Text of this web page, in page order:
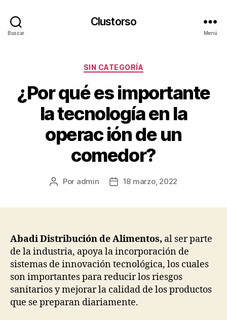
Buscar
Clustorso
Menú
Categorías
SIN CATEGORÍA
¿Por qué es importante
la tecnología en la
operac ión de un
comedor?
Autor
Por admin
Fecha18 marzo, 2022
Abadi Distribución de Alimentos, al ser parte
de la industria, apoya la incorporación de
sistemas de innovación tecnológica, los cuales
son importantes para reducir los riesgos
sanitarios y mejorar la calidad de los productos
que se preparan diariamente.